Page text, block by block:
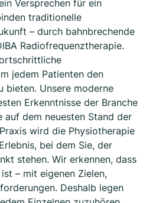
Versprechen für ein
traditionelle
– durch bahnbrechende
Radiofrequenztherapie.
jedem Patienten den
bieten. Unsere moderne
Erkenntnisse der Branche
auf dem neuesten Stand der
wird die Physiotherapie
bei dem Sie, der
stehen. Wir erkennen, dass
– mit eigenen Zielen,
Deshalb legen